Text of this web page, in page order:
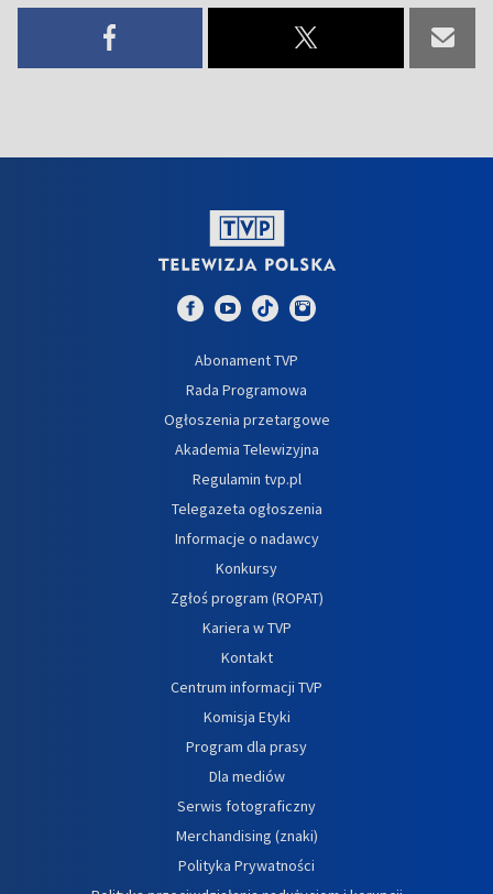
Abonament TVP
Rada Programowa
Ogłoszenia przetargowe
Akademia Telewizyjna
Regulamin tvp.pl
Telegazeta ogłoszenia
Informacje o nadawcy
Konkursy
Zgłoś program (ROPAT)
Kariera w TVP
Kontakt
Centrum informacji TVP
Komisja Etyki
Program dla prasy
Dla mediów
Serwis fotograficzny
Merchandising (znaki)
Polityka Prywatności